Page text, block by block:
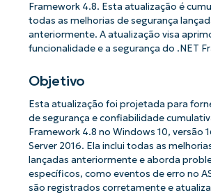
Framework 4.8. Esta atualização é
todas as melhorias de segurança
anteriormente. A atualização visa
funcionalidade e a segurança do .NET
Objetivo
Esta atualização foi projetada para
de segurança e confiabilidade
Framework 4.8 no Windows 10, versão
Server 2016. Ela inclui todas as
lançadas anteriormente e aborda
específicos, como eventos de erro no
são registrados corretamente e